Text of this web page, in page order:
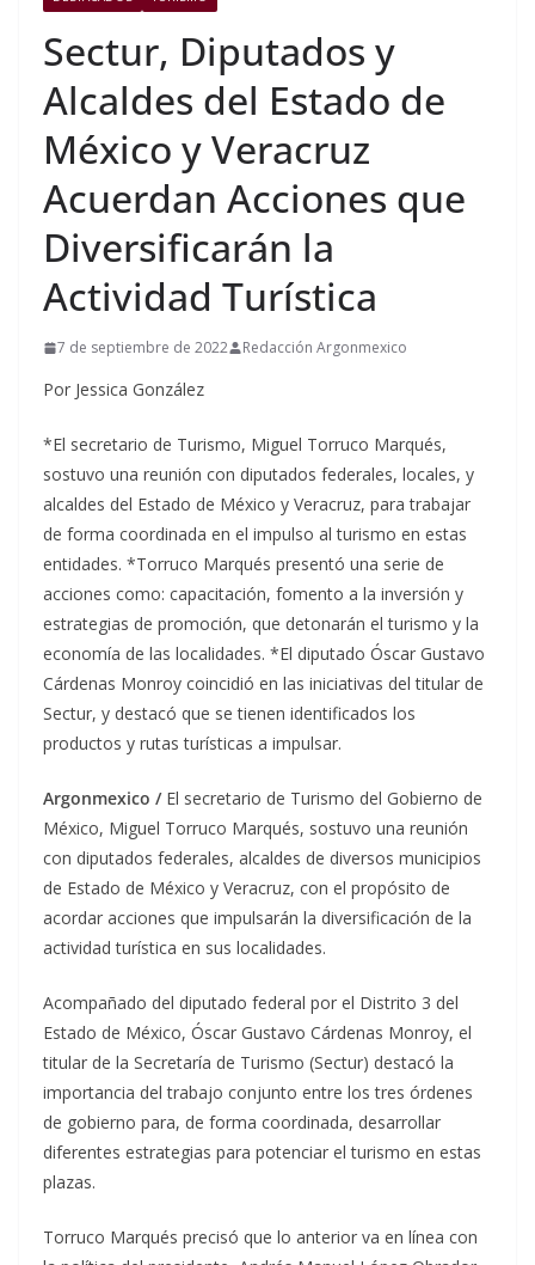
Sectur, Diputados y
Alcaldes del Estado de
México y Veracruz
Acuerdan Acciones que
Diversificarán la
Actividad Turística
7 de septiembre de 2022 Redacción Argonmexico
Por Jessica González
*El secretario de Turismo, Miguel Torruco Marqués,
sostuvo una reunión con diputados federales, locales, y
alcaldes del Estado de México y Veracruz, para trabajar
de forma coordinada en el impulso al turismo en estas
entidades. *Torruco Marqués presentó una serie de
acciones como: capacitación, fomento a la inversión y
estrategias de promoción, que detonarán el turismo y la
economía de las localidades. *El diputado Óscar Gustavo
Cárdenas Monroy coincidió en las iniciativas del titular de
Sectur, y destacó que se tienen identificados los
productos y rutas turísticas a impulsar.
Argonmexico / El secretario de Turismo del Gobierno de
México, Miguel Torruco Marqués, sostuvo una reunión
con diputados federales, alcaldes de diversos municipios
de Estado de México y Veracruz, con el propósito de
acordar acciones que impulsarán la diversificación de la
actividad turística en sus localidades.
Acompañado del diputado federal por el Distrito 3 del
Estado de México, Óscar Gustavo Cárdenas Monroy, el
titular de la Secretaría de Turismo (Sectur) destacó la
importancia del trabajo conjunto entre los tres órdenes
de gobierno para, de forma coordinada, desarrollar
diferentes estrategias para potenciar el turismo en estas
plazas.
Torruco Marqués precisó que lo anterior va en línea con